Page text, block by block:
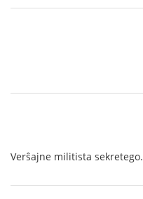
Verŝajne militista sekretego.